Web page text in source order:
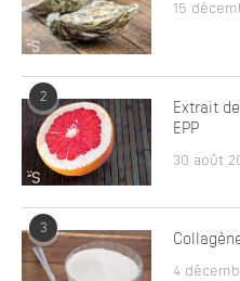
15
2
Extrait
EPP
30 août
3
4